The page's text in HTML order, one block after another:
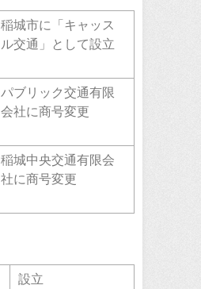
稲城市に「キャッス
ル交通」として設立
パブリック交通有限
会社に商号変更
稲城中央交通有限会
社に商号変更
設立